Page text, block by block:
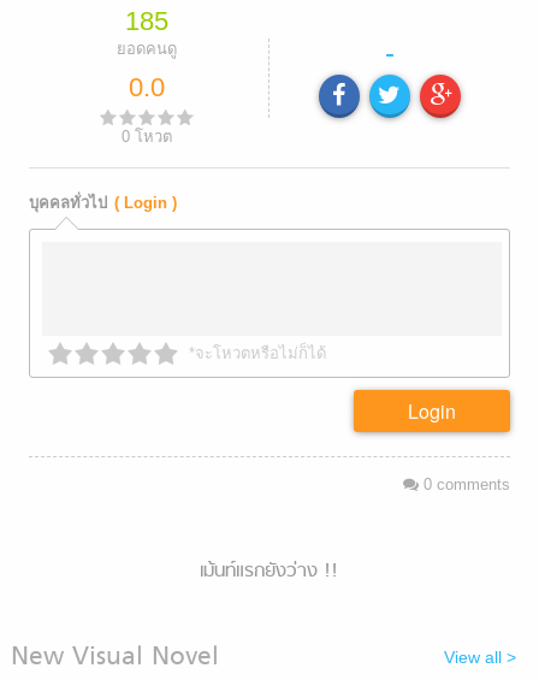
185
ยอดคนดู
0.0
0โหวต
-
บุคคลทั่วไป ( Login )
*จะโหวตหรือไม่ก็ได้
Login
0comments
เม้นท์แรกยังว่าง !!
New Visual Novel View all >